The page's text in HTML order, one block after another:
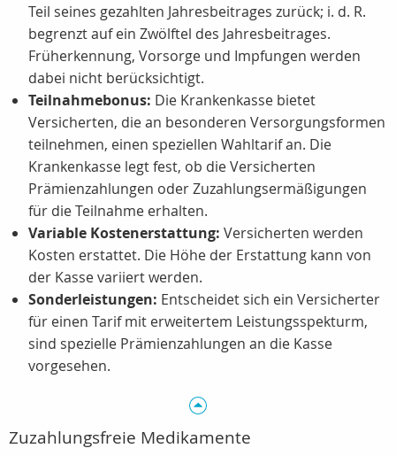
Teil seines gezahlten Jahresbeitrages zurück; i. d. R.
begrenzt auf ein Zwölftel des Jahresbeitrages.
Früherkennung, Vorsorge und Impfungen werden
dabei nicht berücksichtigt.
Teilnahmebonus: Die Krankenkasse bietet
Versicherten, die an besonderen Versorgungsformen
teilnehmen, einen speziellen Wahltarif an. Die
Krankenkasse legt fest, ob die Versicherten
Prämienzahlungen oder Zuzahlungsermäßigungen
für die Teilnahme erhalten.
Variable Kostenerstattung: Versicherten werden
Kosten erstattet. Die Höhe der Erstattung kann von
der Kasse variiert werden.
Sonderleistungen: Entscheidet sich ein Versicherter
für einen Tarif mit erweitertem Leistungsspekturm,
sind spezielle Prämienzahlungen an die Kasse
vorgesehen.
Zuzahlungsfreie Medikamente